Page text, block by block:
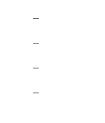
–
–
–
–